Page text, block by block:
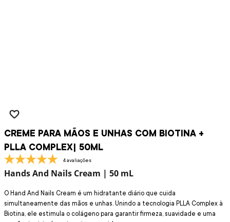
CREME PARA MÃOS E UNHAS COM BIOTINA +
PLLA COMPLEX| 50ML
4 avaliações
Hands And Nails Cream | 50 mL
O Hand And Nails Cream é um hidratante diário que cuida
simultaneamente das mãos e unhas. Unindo a tecnologia PLLA Complex à
Biotina, ele estimula o colágeno para garantir firmeza, suavidade e uma